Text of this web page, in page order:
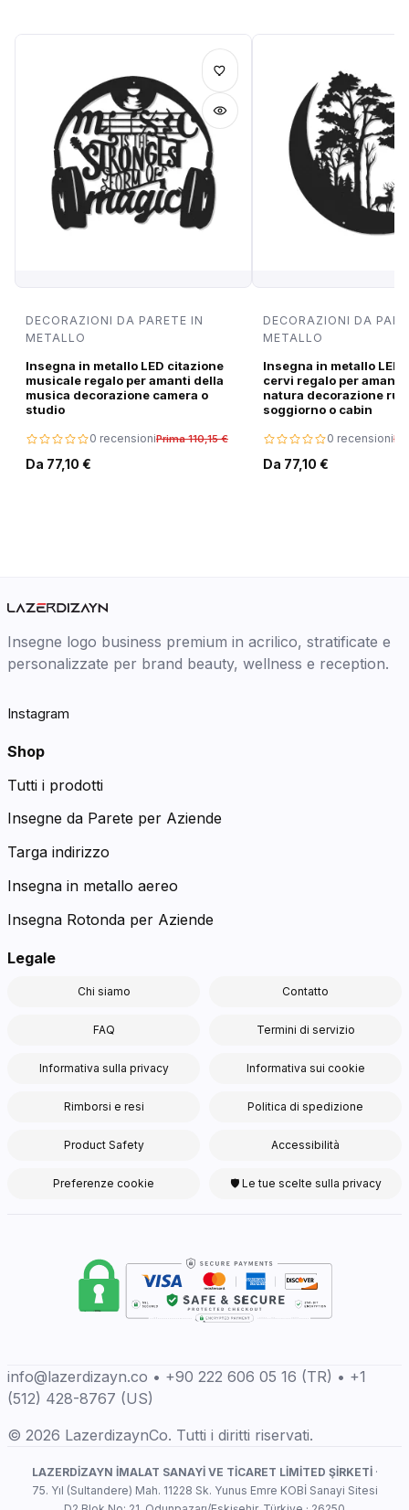
DECORAZIONI DA PARETE IN
METALLO
Insegna in metallo LED citazione
musicale regalo per amanti della
musica decorazione camera o
studio
0 recensioniPrima 110,15 €
Da 77,10 €
DECORAZIONI DA
METALLO
Insegna in metallo LED
cervi regalo per amanti
natura decorazione
soggiorno o cabin
0 recensioni
Da 77,10 €
Insegne logo business premium in acrilico, stratificate e
personalizzate per brand beauty, wellness e reception.
Instagram
Shop
Tutti i prodotti
Insegne da Parete per Aziende
Targa indirizzo
Insegna in metallo aereo
Insegna Rotonda per Aziende
Legale
Chi siamo Contatto
FAQ Termini di servizio
Informativa sulla privacy Informativa sui cookie
Rimborsi e resi Politica di spedizione
Product Safety Accessibilità
Preferenze cookie 🛡 Le tue scelte sulla privacy
info@lazerdizayn.co • +90 222 606 05 16 (TR) • +1
(512) 428-8767 (US)
© 2026 LazerdizaynCo. Tutti i diritti riservati.
LAZERDİZAYN İMALAT SANAYİ VE TİCARET LİMİTED ŞİRKETİ·
75. Yıl (Sultandere) Mah. 11228 Sk. Yunus Emre KOBİ Sanayi Sitesi